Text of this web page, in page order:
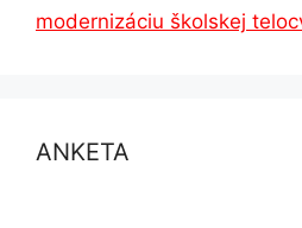
modernizáciu školskej
ANKETA